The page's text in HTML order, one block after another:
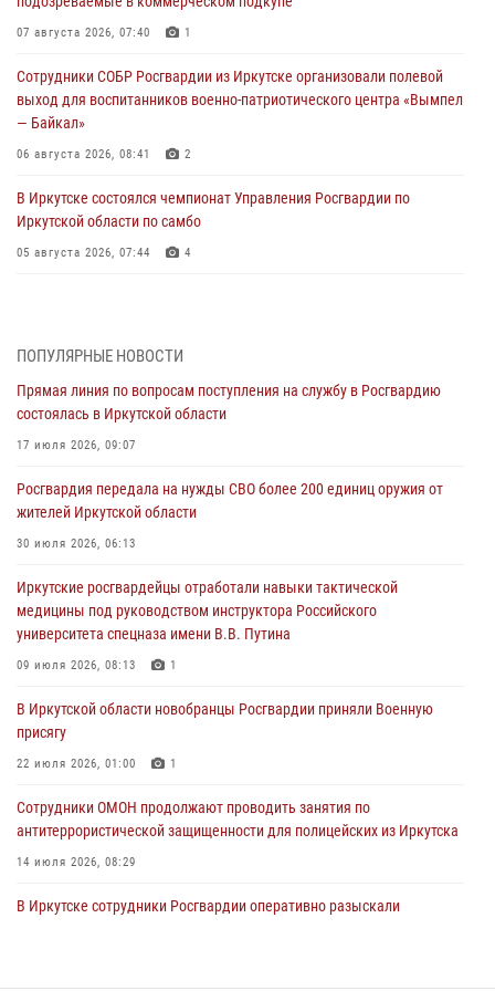
07 августа 2026, 07:40 1
Сотрудники СОБР Росгвардии из Иркутске организовали полевой
выход для воспитанников военно-патриотического центра «Вымпел
— Байкал»
06 августа 2026, 08:41 2
В Иркутске состоялся чемпионат Управления Росгвардии по
Иркутской области по самбо
05 августа 2026, 07:44 4
04 августа 2026, 07:14 3
Росгвардейцы потушили загоревшийся автомобиль в Иркутске
03 августа 2026, 04:55
Дню Воздушно-десантных войск в Иркутской области
03 августа 2026, 03:32
сердца к сердцу» (видео)
31 июля 2026, 04:37
Сотрудники Росгвардии нашли и вернули родственникам
30 июля 2026, 07:37
ПОПУЛЯРНЫЕ НОВОСТИ
Прямая линия по вопросам поступления на службу в Росгвардию
состоялась в Иркутской области
17 июля 2026, 09:07
Росгвардия передала на нужды СВО более 200 единиц оружия от
жителей Иркутской области
30 июля 2026, 06:13
Иркутские росгвардейцы отработали навыки тактической
медицины под руководством инструктора Российского
университета спецназа имени В.В. Путина
09 июля 2026, 08:13 1
В Иркутской области новобранцы Росгвардии приняли Военную
присягу
22 июля 2026, 01:00 1
Сотрудники ОМОН продолжают проводить занятия по
антитеррористической защищенности для полицейских из Иркутска
14 июля 2026, 08:29
В Иркутске сотрудники Росгвардии оперативно разыскали